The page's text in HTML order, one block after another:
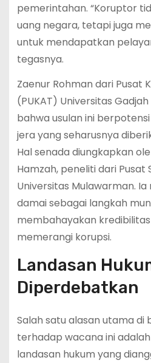
pemerintahan. “Koruptor
uang negara, tetapi juga
untuk mendapatkan
tegasnya.
Zaenur Rohman dari Pusat
(PUKAT) Universitas
bahwa usulan ini
jera yang seharusnya
Hal senada diungkapkan
Hamzah, peneliti dari Pusat
Universitas Mulawarman.
damai sebagai langkah
membahayakan
memerangi korupsi.
Landasan
Diperdebatkan
Salah satu alasan utama di
terhadap wacana ini
landasan hukum yang